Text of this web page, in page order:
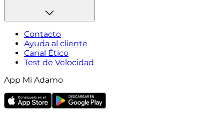
Contacto
Ayuda al cliente
Canal Ético
Test de Velocidad
App Mi Adamo